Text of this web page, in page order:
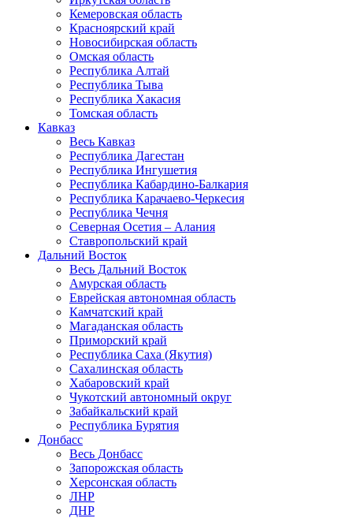
Кемеровская область
Красноярский край
Новосибирская область
Омская область
Республика Алтай
Республика Тыва
Республика Хакасия
Томская область
Кавказ
Весь Кавказ
Республика Дагестан
Республика Ингушетия
Республика Кабардино-Балкария
Республика Карачаево-Черкесия
Республика Чечня
Северная Осетия – Алания
Ставропольский край
Дальний Восток
Весь Дальний Восток
Амурская область
Еврейская автономная область
Камчатский край
Магаданская область
Приморский край
Республика Саха (Якутия)
Сахалинская область
Хабаровский край
Чукотский автономный округ
Забайкальский край
Республика Бурятия
Донбасс
Весь Донбасс
Запорожская область
Херсонская область
ЛНР
ДНР